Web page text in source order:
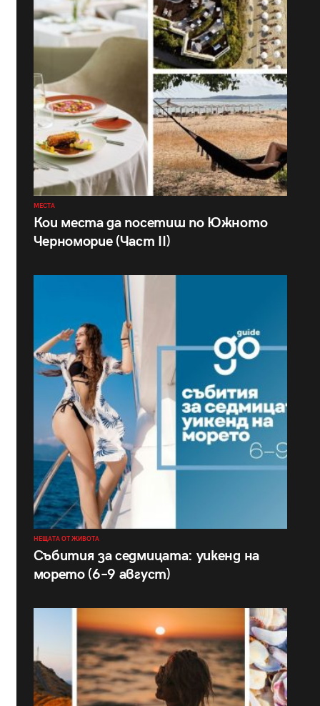
МЕСТА
Кои места да посетиш по Южното
Черноморие (Част II)
НЕЩАТА ОТ ЖИВОТА
Събития за седмицата: уикенд на
морето (6–9 август)